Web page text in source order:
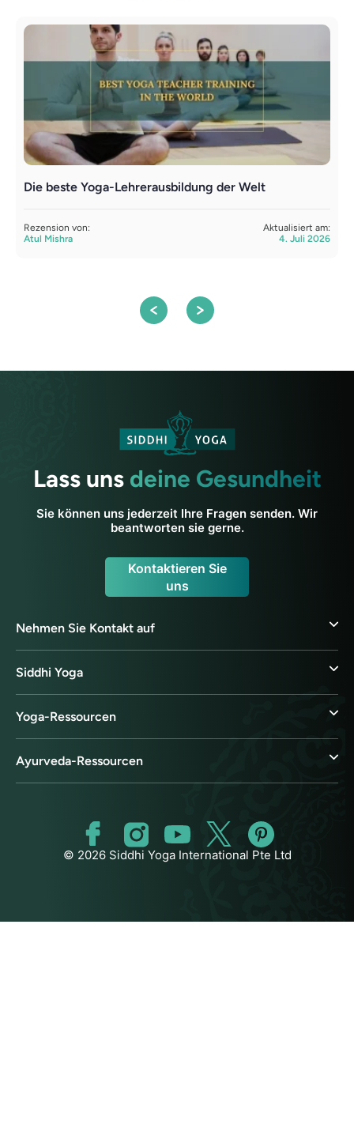
Die beste Yoga-Lehrerausbildung der Welt
Rezension von:
Atul Mishra
Aktualisiert am:
4. Juli 2026
Lass uns deine Gesundheit
Sie können uns jederzeit Ihre Fragen senden. Wir
beantworten sie gerne.
Kontaktieren Sie
uns
Nehmen Sie Kontakt auf
Siddhi Yoga
Yoga-Ressourcen
Ayurveda-Ressourcen
© 2026 Siddhi Yoga International Pte Ltd